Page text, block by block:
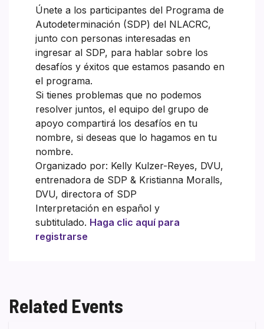
Únete a los participantes del Programa de
Autodeterminación (SDP) del NLACRC,
junto con personas interesadas en
ingresar al SDP, para hablar sobre los
desafíos y éxitos que estamos pasando en
el programa.
Si tienes problemas que no podemos
resolver juntos, el equipo del grupo de
apoyo compartirá los desafíos en tu
nombre, si deseas que lo hagamos en tu
nombre.
Organizado por: Kelly Kulzer-Reyes, DVU,
entrenadora de SDP & Kristianna Moralls,
DVU, directora of SDP
Interpretación en español y
subtitulado. Haga clic aquí para
registrarse
Related Events